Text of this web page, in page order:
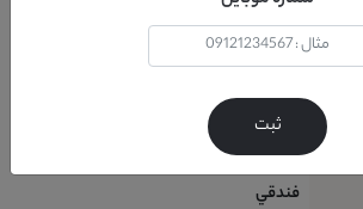
دستمال مرطوب
12 ماه
فندقي
ثبت